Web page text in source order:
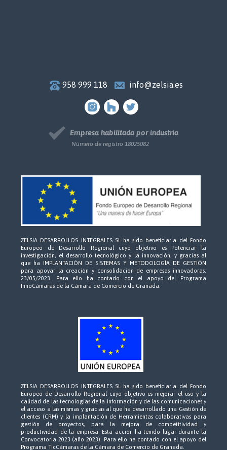
958 999 118 info@zelsia.es
Empresa habilitada por industria
Número de registro 18025082
ZELSIA DESARROLLOS INTEGRALES SL ha sido beneficiaria del Fondo
Europeo de Desarrollo Regional cuyo objetivo es Potenciar la
investigación, el desarrollo tecnológico y la innovación, y gracias al
que ha IMPLANTACIÓN DE SISTEMAS Y METODOLOGÍA DE GESTIÓN
para apoyar la creación y consolidación de empresas innovadoras.
23/05/2023. Para ello ha contado con el apoyo del Programa
InnoCámaras de la Cámara de Comercio de Granada.
ZELSIA DESARROLLOS INTEGRALES SL ha sido beneficiaria del Fondo
Europeo de Desarrollo Regional cuyo objetivo es mejorar el uso y la
calidad de las tecnologías de la información y de las comunicaciones y
el acceso a las mismas y gracias al que ha desarrollado una Gestión de
clientes (CRM) y la implantación de Herramientas colaborativas para
gestión de proyectos, para la mejora de competitividad y
productividad de la empresa. Esta acción ha tenido lugar durante la
Convocatoria 2023 (año 2023). Para ello ha contado con el apoyo del
Programa TicCámaras de la Cámara de Comercio de Granada.